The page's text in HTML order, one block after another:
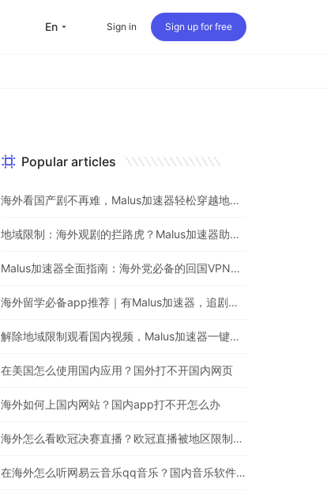
en Sign in Sign up for free
Popular articles
海外看国产剧不再难，Malus加速器轻松穿越地理屏障
地域限制：海外观剧的拦路虎？Malus加速器助你一键突破
Malus加速器全面指南：海外党必备的回国VPN与追剧神器
海外留学必备app推荐｜有Malus加速器，追剧听歌游戏不用愁
解除地域限制观看国内视频，Malus加速器一键解决海外党烦恼
在美国怎么使用国内应用？国外打不开国内网页
海外如何上国内网站？国内app打不开怎么办
海外怎么看欧冠决赛直播？欧冠直播被地区限制？在国外怎么看国内视频
在海外怎么听网易云音乐qq音乐？国内音乐软件有版权限制解决方法